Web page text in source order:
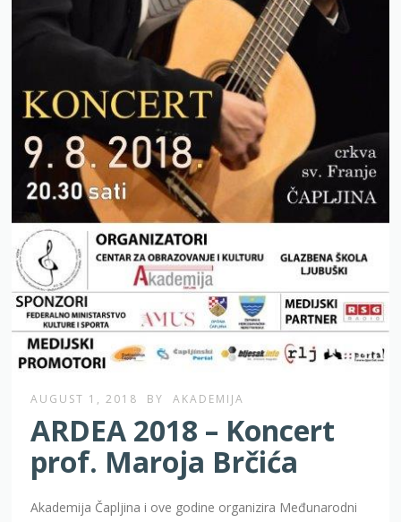
AUGUST 1, 2018 BY AKADEMIJA
ARDEA 2018 – Koncert
prof. Maroja Brčića
Akademija Čapljina i ove godine organizira Međunarodni